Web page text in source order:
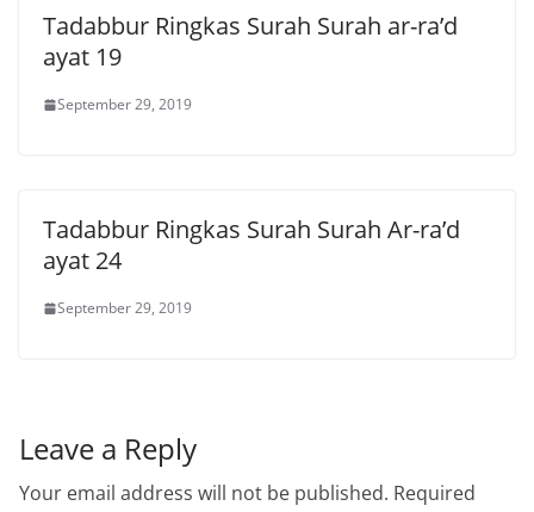
Tadabbur Ringkas Surah Surah ar-ra’d
ayat 19
September 29, 2019
Tadabbur Ringkas Surah Surah Ar-ra’d
ayat 24
September 29, 2019
Leave a Reply
Your email address will not be published. Required